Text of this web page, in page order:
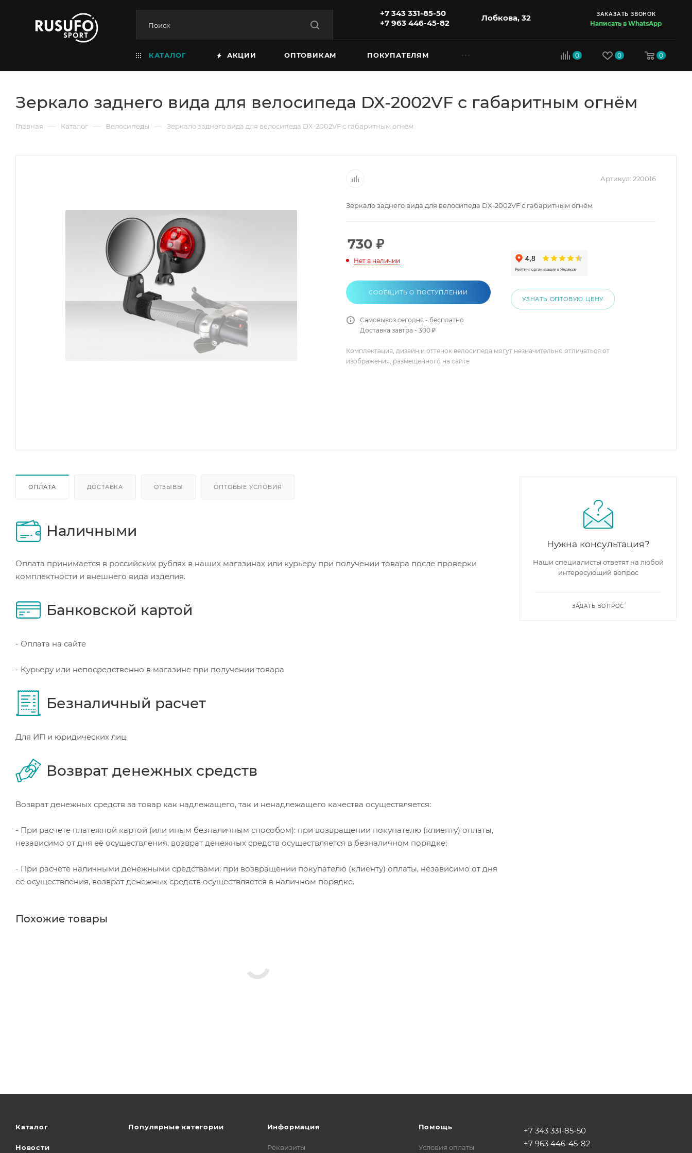
+7 343 331-85-50
+7 963 446-45-82
Лобкова, 32 ЗАКАЗАТЬ ЗВОНОК
Написать в WhatsApp
0 0 0
КАТАЛОГ АКЦИИ ОПТОВИКАМ ПОКУПАТЕЛЯМ
Зеркало заднего вида для велосипеда DX-2002VF с габаритным огнём
Главная — Каталог — Велосипеды — Зеркало заднего вида для велосипеда DX-2002VF с габаритным огнём
Артикул: 220016
Зеркало заднего вида для велосипеда DX-2002VF с габаритным огнём
730 ₽
Нет в наличии
СООБЩИТЬ О ПОСТУПЛЕНИИ
Самовывоз сегодня - бесплатно
Доставка завтра - 300 ₽
УЗНАТЬ ОПТОВУЮ ЦЕНУ
Комплектация, дизайн и оттенок велосипеда могут незначительно отличаться от
изображения, размещенного на сайте
ОПЛАТА ДОСТАВКА ОТЗЫВЫ ОПТОВЫЕ УСЛОВИЯ
Наличными
Оплата принимается в российских рублях в наших магазинах или курьеру при получении товара после проверки
комплектности и внешнего вида изделия.
Банковской картой
- Оплата на сайте
- Курьеру или непосредственно в магазине при получении товара
Безналичный расчет
Для ИП и юридических лиц.
Возврат денежных средств
Возврат денежных средств за товар как надлежащего, так и ненадлежащего качества осуществляется:
- При расчете платежной картой (или иным безналичным способом): при возвращении покупателю (клиенту) оплаты,
независимо от дня её осуществления, возврат денежных средств осуществляется в безналичном порядке;
- При расчете наличными денежными средствами: при возвращении покупателю (клиенту) оплаты, независимо от дня
её осуществления, возврат денежных средств осуществляется в наличном порядке.
Похожие товары
Нужна консультация?
Наши специалисты ответят на любой
интересующий вопрос
ЗАДАТЬ ВОПРОС
Каталог
Новости
Популярные категории Информация
Реквизиты
Помощь
Условия оплаты
+7 343 331-85-50
+7 963 446-45-82